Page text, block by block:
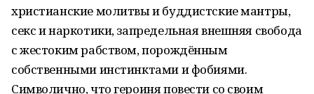
христианские молитвы и буддистские мантры,
секс и наркотики, запредельная внешняя свобода
с жестоким рабством, порождённым
собственными инстинктами и фобиями.
Символично, что героиня повести со своим